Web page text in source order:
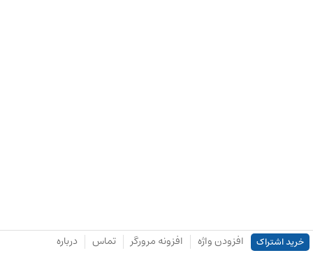
خرید اشتراک افزودن واژه افزونه مرورگر تماس درباره